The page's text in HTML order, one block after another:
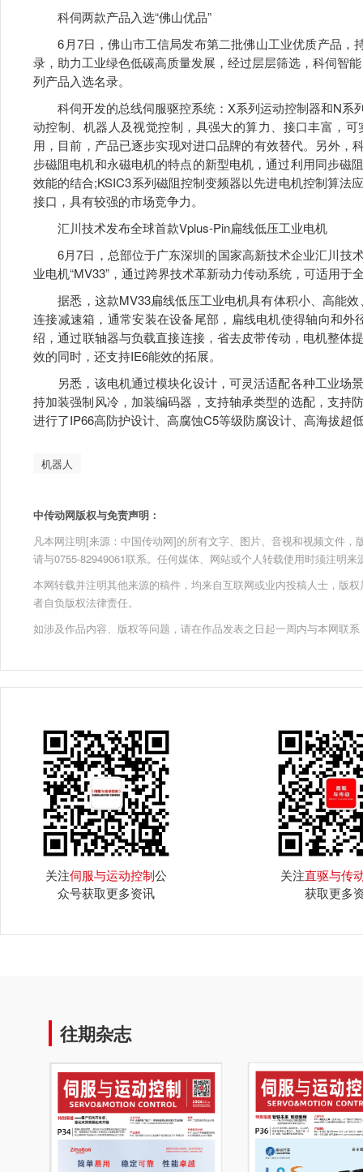
科伺两款产品入选“佛山优品”
6月7日，佛山市工信局发布第二批佛山工业优质产品，
录，助力工业绿色低碳高质量发展，经过层层筛选，科伺智
列产品入选名录。
科伺开发的总线伺服驱控系统：X系列运动控制器和N系
动控制、机器人及视觉控制，具强大的算力、接口丰富，
用，目前，产品已逐步实现对进口品牌的有效替代。另外
步磁阻电机和永磁电机的特点的新型电机，通过利用同步磁
效能的结合;KSIC3系列磁阻控制变频器以先进电机控制算法
接口，具有较强的市场竞争力。
汇川技术发布全球首款Vplus-Pin扁线低压工业电机
6月7日，总部位于广东深圳的国家高新技术企业汇川技
业电机“MV33”，通过跨界技术革新动力传动系统，可适用于
据悉，这款MV33扁线低压工业电机具有体积小、高能效
连接减速箱，通常安装在设备尾部，扁线电机使得轴向和
绍，通过联轴器与负载直接连接，省去皮带传动，电机整体
效的同时，还支持IE6能效的拓展。
另悉，该电机通过模块化设计，可灵活适配各种工业场
持加装强制风冷，加装编码器，支持轴承类型的选配，支持
进行了IP66高防护设计、高腐蚀C5等级防腐设计、高海拔超
机器人
中传动网版权与免责声明：
凡本网注明[来源：中国传动网]的所有文字、图片、音视和视频文件
请与0755-82949061联系。任何媒体、网站或个人转载使用时须注明
本网转载并注明其他来源的稿件，均来自互联网或业内投稿人士，版
者自负版权法律责任。
如涉及作品内容、版权等问题，请在作品发表之日起一周内与本网联
关注伺服与运动控制公
众号获取更多资讯
关注直驱与传
获取更多
往期杂志